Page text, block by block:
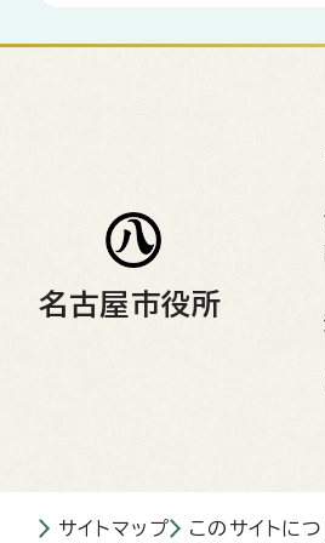
名古屋市役所
サイトマップ このサイトに